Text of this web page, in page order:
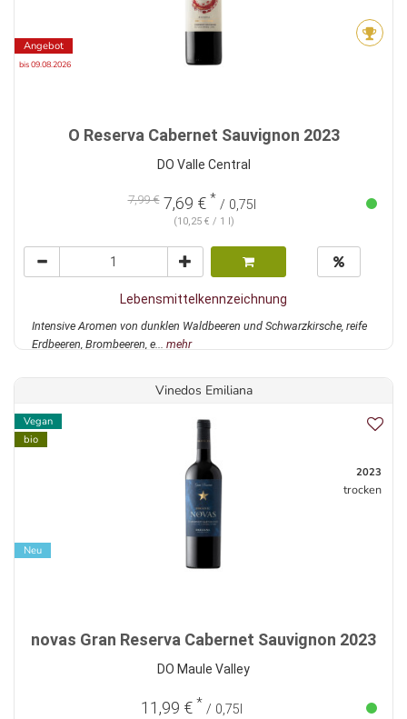
Angebot
bis 09.08.2026
O Reserva Cabernet Sauvignon 2023
DO Valle Central
7,99 €7,69 € * / 0,75l
(10,25 € / 1 l)
Lebensmittelkennzeichnung
Intensive Aromen von dunklen Waldbeeren und Schwarzkirsche, reife
Erdbeeren, Brombeeren, e... mehr
Vinedos Emiliana
Vegan
bio
Neu
2023
trocken
novas Gran Reserva Cabernet Sauvignon 2023
DO Maule Valley
11,99 € * / 0,75l